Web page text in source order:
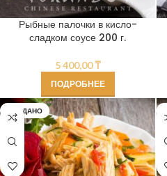
Рыбные палочки в кисло-
сладком соусе 200 г.
5 400,00₸
ПОДРОБНЕЕ
ПРОДАНО